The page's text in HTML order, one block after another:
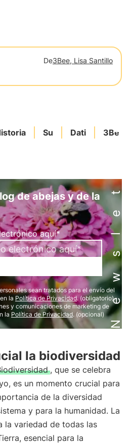
De3Bee, Lisa Santillo
Su Dati 3Bee
Newsletter
de abejas y de la
aquí*
sean tratados para el envío del
la Política de Privacidad. (obligatorio)
y comunicaciones de marketing de
la Política de Privacidad. (opcional)
la biodiversidad
, que se celebra
es un momento crucial para
de la diversidad
y para la humanidad. La
la variedad de todas las
esencial para la